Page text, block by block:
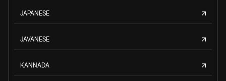
JAPANESE
JAVANESE
KANNADA